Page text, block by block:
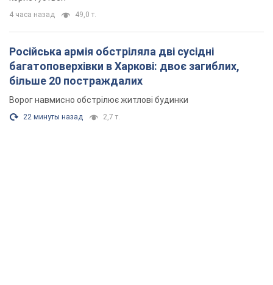
4 часа назад 49,0 т.
Російська армія обстріляла дві сусідні
багатоповерхівки в Харкові: двоє загиблих,
більше 20 постраждалих
Ворог навмисно обстрілює житлові будинки
22 минуты назад 2,7 т.